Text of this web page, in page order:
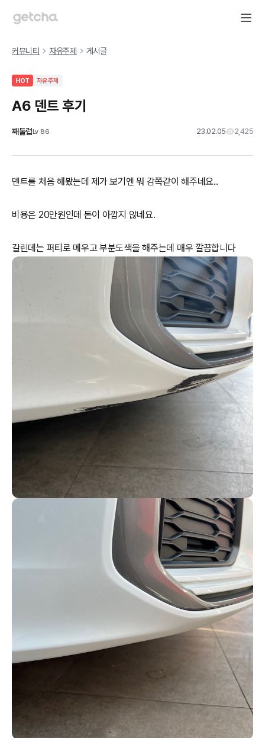
커뮤니티 자유주제 게시글
HOT 자유주제
A6 덴트 후기
째둘럽Lv 86 23.02.05 2,425
덴트를 처음 해봤는데 제가 보기엔 뭐 감쪽같이 해주네요..
비용은 20만원인데 돈이 아깝지 않네요.
갈린데는 퍼티로 메우고 부분도색을 해주는데 매우 깔끔합니다